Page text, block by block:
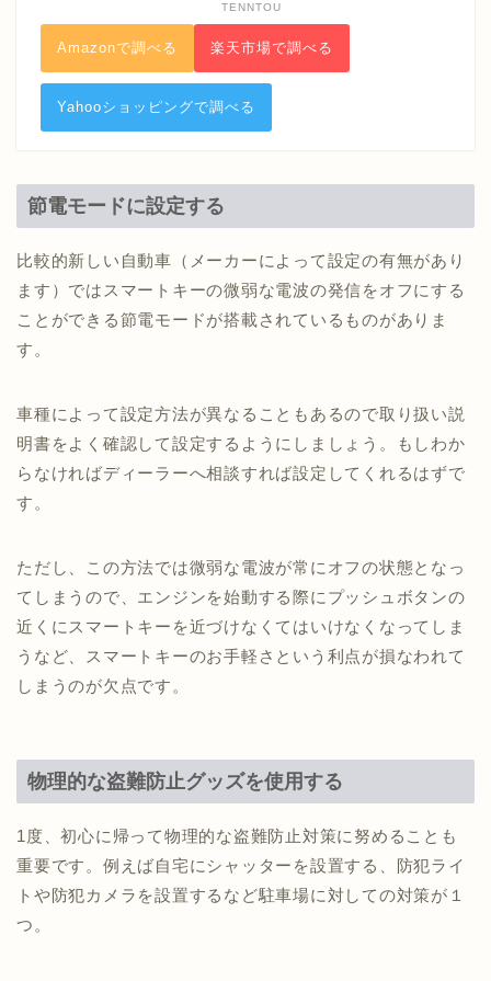
TENNTOU
Amazonで調べる 楽天市場で調べる
Yahooショッピングで調べる
節電モードに設定する
比較的新しい自動車（メーカーによって設定の有無があり
ます）ではスマートキーの微弱な電波の発信をオフにする
ことができる節電モードが搭載されているものがありま
す。
車種によって設定方法が異なることもあるので取り扱い説
明書をよく確認して設定するようにしましょう。もしわか
らなければディーラーへ相談すれば設定してくれるはずで
す。
ただし、この方法では微弱な電波が常にオフの状態となっ
てしまうので、エンジンを始動する際にプッシュボタンの
近くにスマートキーを近づけなくてはいけなくなってしま
うなど、スマートキーのお手軽さという利点が損なわれて
しまうのが欠点です。
物理的な盗難防止グッズを使用する
1度、初心に帰って物理的な盗難防止対策に努めることも
重要です。例えば自宅にシャッターを設置する、防犯ライ
トや防犯カメラを設置するなど駐車場に対しての対策が１
つ。